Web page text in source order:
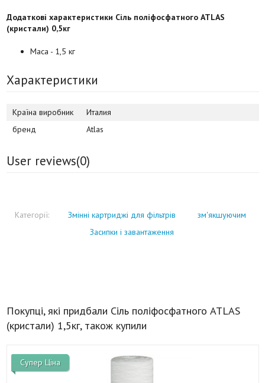
Додаткові характеристики Сіль поліфосфатного ATLAS
(кристали) 0,5кг
Маса - 1,5 кг
Характеристики
Країна виробник
Италия
бренд
Atlas
User reviews(0)
Категорії: Змінні картриджі для фільтрів
зм'якшуючим
Засипки і завантаження
Покупці, які придбали Сіль поліфосфатного ATLAS
(кристали) 1,5кг, також купили
Супер Ціна